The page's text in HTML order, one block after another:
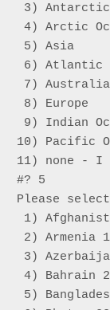
3)
4) Arctic
5) Asia
6) Atlantic
7) Australia
8) Europe
9) Indian
10) Pacific
11) none - I
#? 5
Please
1)
2) Armenia
3)
4) Bahrain
5)